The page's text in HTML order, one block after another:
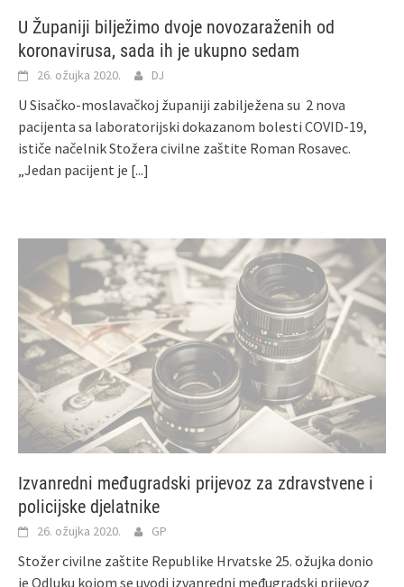
U Županiji bilježimo dvoje novozaraženih od
koronavirusa, sada ih je ukupno sedam
26. ožujka 2020. DJ
U Sisačko-moslavačkoj županiji zabilježena su 2 nova
pacijenta sa laboratorijski dokazanom bolesti COVID-19,
ističe načelnik Stožera civilne zaštite Roman Rosavec.
„Jedan pacijent je [...]
Izvanredni međugradski prijevoz za zdravstvene i
policijske djelatnike
26. ožujka 2020. GP
Stožer civilne zaštite Republike Hrvatske 25. ožujka donio
je Odluku kojom se uvodi izvanredni međugradski prijevoz